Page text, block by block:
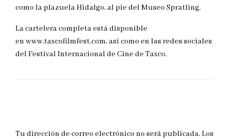
como la plazuela Hidalgo, al pie del Museo Spratling.
La cartelera completa está disponible
en www.taxcofilmfest.com, así como en las redes sociales
del Festival Internacional de Cine de Taxco.
Tu dirección de correo electrónico no será publicada.Los